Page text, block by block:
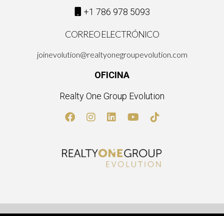
+1 786 978 5093
CORREO ELECTRÓNICO
joinevolution@realtyonegroupevolution.com
OFICINA
Realty One Group Evolution